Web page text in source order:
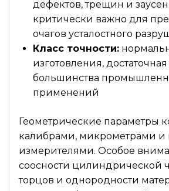
дефектов, трещин и
критически важно для
очагов усталостного
Класс точности:
изготовления,
большинства
применений
Геометрические параметры
калибрами, микрометрами
измерителями. Особое
соосности цилиндрической
торцов и однородности